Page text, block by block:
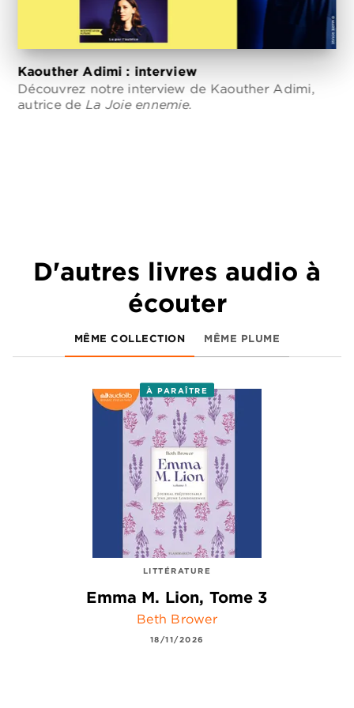
Kaouther Adimi : interview
Découvrez notre interview de Kaouther Adimi,
autrice de La Joie ennemie.
D'autres livres audio à
écouter
MÊME COLLECTION MÊME PLUME
À PARAÎTRE
LITTÉRATURE
Emma M. Lion, Tome 3
Beth Brower
18/11/2026